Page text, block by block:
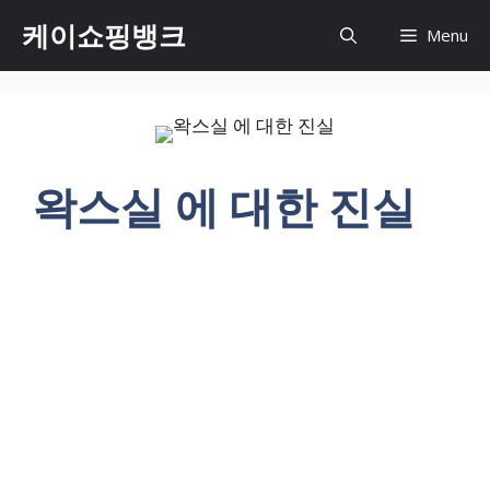
content
케이쇼핑뱅크 Menu
왁스실 에 대한 진실